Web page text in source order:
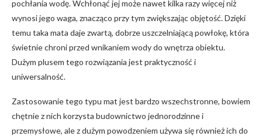
pochłania wodę. Wchłonąć jej może nawet kilka razy więcej niż
wynosi jego waga, znacząco przy tym zwiększając objętość. Dzięki
temu taka mata daje zwartą, dobrze uszczelniającą powłokę, która
świetnie chroni przed wnikaniem wody do wnętrza obiektu.
Dużym plusem tego rozwiązania jest praktyczność i
uniwersalność.
Zastosowanie tego typu mat jest bardzo wszechstronne, bowiem
chętnie z nich korzysta budownictwo jednorodzinne i
przemysłowe, ale z dużym powodzeniem używa się również ich do